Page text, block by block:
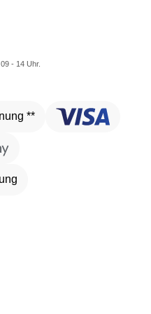
- 14 Uhr.
**